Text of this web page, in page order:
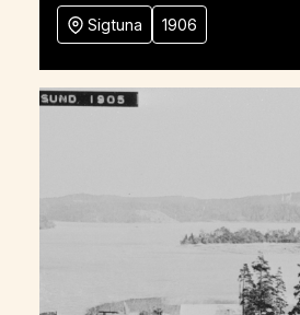
Sigtuna 1906